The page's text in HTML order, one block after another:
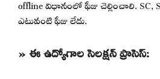
ఎటువంటి ఫీజు లేదు.
» ఈ ఉద్యోగాల సెలక్షన్ ప్రాసెస్: